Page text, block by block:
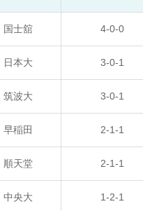
国士舘 4-0-0
日本大 3-0-1
筑波大 3-0-1
早稲田 2-1-1
順天堂 2-1-1
中央大 1-2-1